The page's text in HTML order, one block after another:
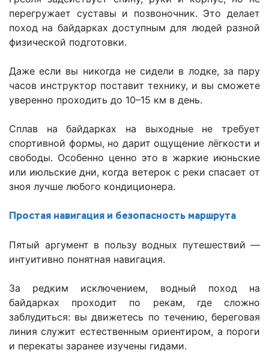
перегружает суставы и позвоночник. Это делает
поход на байдарках доступным для людей разной
физической подготовки.
Даже если вы никогда не сидели в лодке, за пару
часов инструктор поставит технику, и вы сможете
уверенно проходить до 10–15 км в день.
Сплав на байдарках на выходные не требует
спортивной формы, но дарит ощущение лёгкости и
свободы. Особенно ценно это в жаркие июньские
или июльские дни, когда ветерок с реки спасает от
зноя лучше любого кондиционера.
Простая навигация и безопасность маршрута
Пятый аргумент в пользу водных путешествий —
интуитивно понятная навигация.
За редким исключением, водный поход на
байдарках проходит по рекам, где сложно
заблудиться: вы движетесь по течению, береговая
линия служит естественным ориентиром, а пороги
и перекаты заранее изучены гидами.